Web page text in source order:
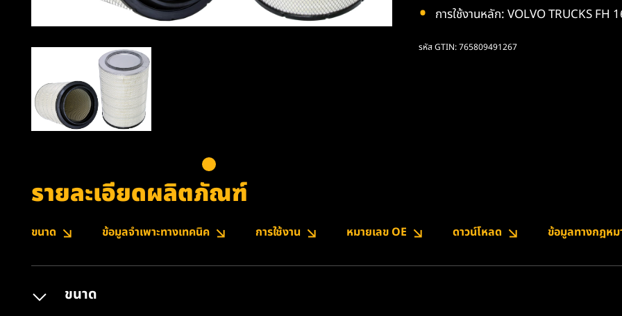
การใช้งานหลัก: VOLVO TRUCKS
รหัส GTIN: 765809491267
รายละเอียดผลิตภัณฑ์
ขนาด ข้อมูลจำเพาะทางเทคนิค การใช้งาน หมายเลข OE ดาวน์โหลด ข้อมูลทางกฎหม
ขนาด